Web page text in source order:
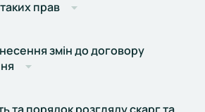
таких прав
змін до договору